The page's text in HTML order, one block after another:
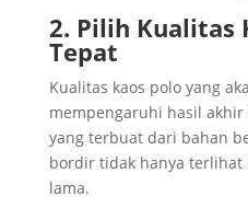
2. Pilih Kualitas
Tepat
Kualitas kaos polo yang
mempengaruhi hasil
yang terbuat dari bahan
bordir tidak hanya terlihat
lama.